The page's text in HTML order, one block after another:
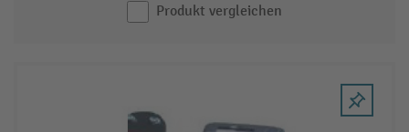
Produkt vergleichen